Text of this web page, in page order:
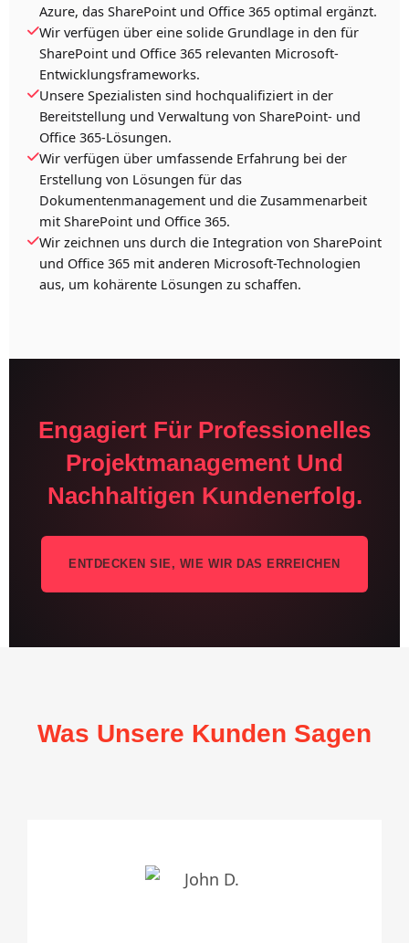
Azure, das SharePoint und Office 365 optimal ergänzt.
Wir verfügen über eine solide Grundlage in den für
SharePoint und Office 365 relevanten Microsoft-
Entwicklungsframeworks.
Unsere Spezialisten sind hochqualifiziert in der
Bereitstellung und Verwaltung von SharePoint- und
Office 365-Lösungen.
Wir verfügen über umfassende Erfahrung bei der
Erstellung von Lösungen für das
Dokumentenmanagement und die Zusammenarbeit
mit SharePoint und Office 365.
Wir zeichnen uns durch die Integration von SharePoint
und Office 365 mit anderen Microsoft-Technologien
aus, um kohärente Lösungen zu schaffen.
Engagiert Für Professionelles
Projektmanagement Und
Nachhaltigen Kundenerfolg.
ENTDECKEN SIE, WIE WIR DAS ERREICHEN
Was Unsere Kunden Sagen